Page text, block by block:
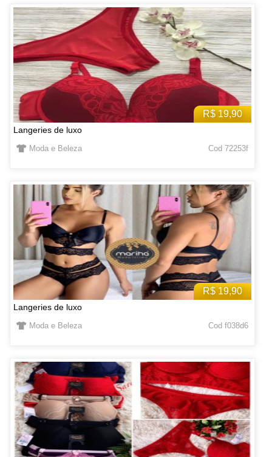
R$ 19,90
Langeries de luxo
Moda e Beleza Cod 72253f
R$ 19,90
Langeries de luxo
Moda e Beleza Cod f038d6